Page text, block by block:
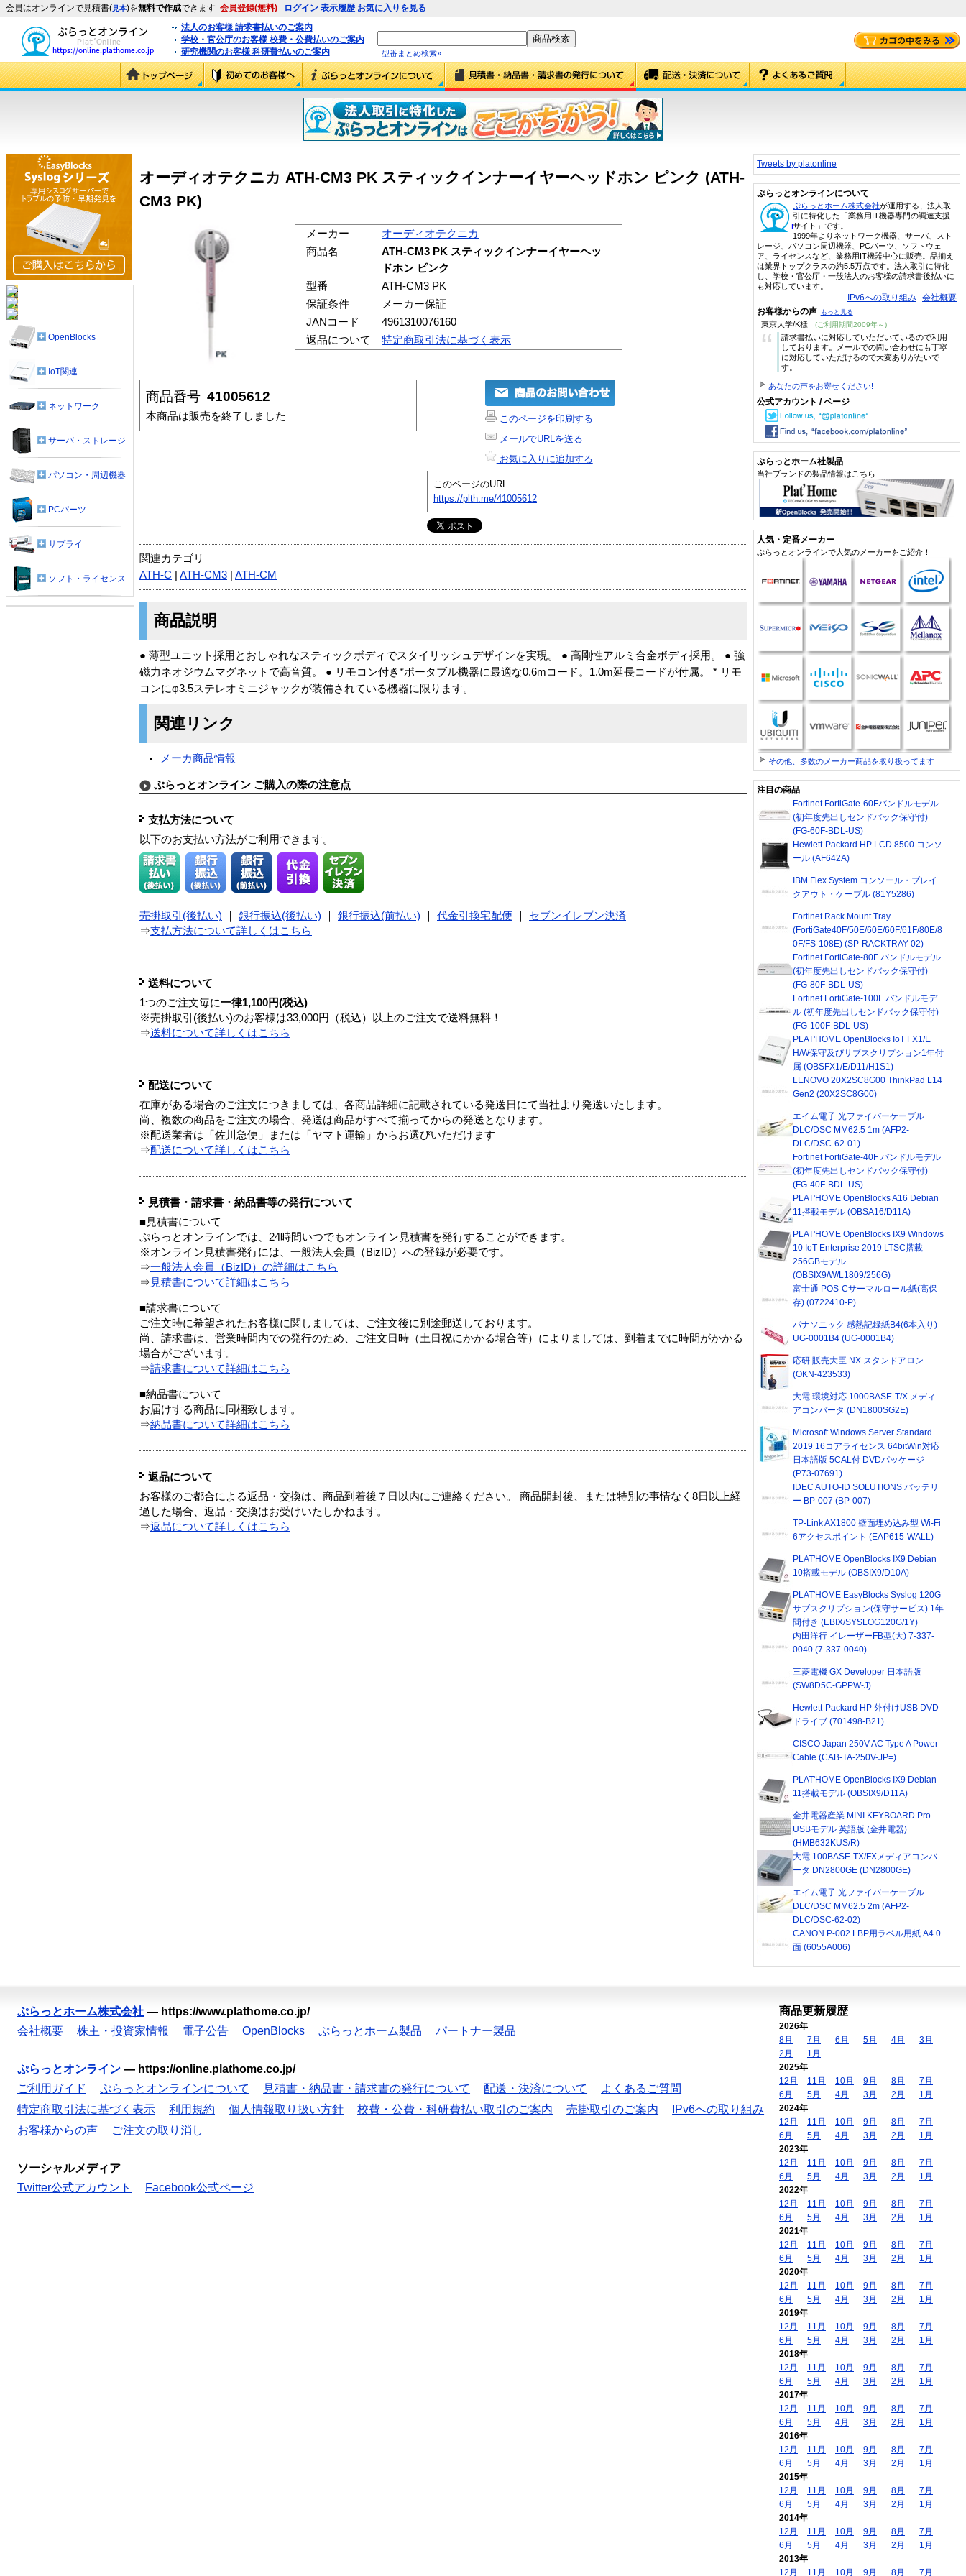
会員はオンラインで見積書(見本)を無料で作成できます 会員登録(無料) ログイン 表示履歴 お気に入りを見る
法人のお客様 請求書払いのご案内
学校・官公庁のお客様 校費・公費払いのご案内
研究機関のお客様 科研費払いのご案内
型番まとめ検索»
オーディオテクニカ ATH-CM3 PK スティックインナーイヤーヘッドホン ピンク (ATH-
CM3 PK)
メーカー
オーディオテクニカ
商品名
ATH-CM3 PK スティックインナーイヤーヘッ
ドホン ピンク
型番
ATH-CM3 PK
保証条件
メーカー保証
JANコード
4961310076160
返品について
特定商取引法に基づく表示
商品番号 41005612
本商品は販売を終了しました
このページを印刷する
メールでURLを送る
お気に入りに追加する
このページのURL
https://plth.me/41005612
関連カテゴリ
ATH-C
ATH-CM3 ATH-CM
商品説明
● 薄型ユニット採用とおしゃれなスティックボディでスタイリッシュデザインを実現。 ● 高剛性アルミ合金ボディ採用。 ● 強
磁力ネオジウムマグネットで高音質。 ● リモコン付き*ポータブル機器に最適な0.6mコード。1.0m延長コードが付属。 * リモ
コンにφ3.5ステレオミニジャックが装備されている機器に限ります。
関連リンク
メーカ商品情報
ぷらっとオンライン ご購入の際の注意点
支払方法について
以下のお支払い方法がご利用できます。
売掛取引(後払い) 銀行振込(後払い) 銀行振込(前払い) 代金引換宅配便
セブンイレブン決済
⇒支払方法について詳しくはこちら
送料について
1つのご注文毎に一律1,100円(税込)
※売掛取引(後払い)のお客様は33,000円（税込）以上のご注文で送料無料！
⇒送料について詳しくはこちら
配送について
在庫がある場合のご注文につきましては、各商品詳細に記載されている発送日にて当社より発送いたします。
尚、複数の商品をご注文の場合、発送は商品がすべて揃ってからの発送となります。
※配送業者は「佐川急便」または「ヤマト運輸」からお選びいただけます
⇒配送について詳しくはこちら
見積書・請求書・納品書等の発行について
■見積書について
ぷらっとオンラインでは、24時間いつでもオンライン見積書を発行することができます。
※オンライン見積書発行には、一般法人会員（BizID）への登録が必要です。
⇒一般法人会員（BizID）の詳細はこちら
⇒ 見積書について詳細はこちら
■請求書について
ご注文時に希望されたお客様に関しましては、ご注文後に別途郵送しております。
尚、請求書は、営業時間内での発行のため、ご注文日時（土日祝にかかる場合等）によりましては、到着までに時間がかかる
場合がございます。
⇒請求書について詳細はこちら
■納品書について
お届けする商品に同梱致します。
⇒納品書について詳細はこちら
返品について
お客様のご都合による返品・交換は、商品到着後７日以内にご連絡ください。 商品開封後、または特別の事情なく8日以上経
過した場合、返品・交換はお受けいたしかねます。
⇒返品について詳しくはこちら
OpenBlocks
IoT関連
ネットワーク
サーバ・ストレージ
パソコン・周辺機器
PCパーツ
サプライ
ソフト・ライセンス
Tweets by platonline
ぷらっとオンラインについて
ぷらっとホーム株式会社が運用する、法人取
引に特化した「業務用IT機器専門の調達支援
サイト」です。
1999年よりネットワーク機器、サーバ、スト
レージ、パソコン周辺機器、PCパーツ、ソフトウェ
ア、ライセンスなど、業務用IT機器中心に販売。品揃え
は業界トップクラスの約5.5万点です。法人取引に特化
し、学校・官公庁・一般法人のお客様の請求書後払いに
も対応しています。
IPv6への取り組み 会社概要
お客様からの声 もっと見る
東京大学/K様 (ご利用期間2009年～)
“
請求書払いに対応していただいているので利用
しております。メールでの問い合わせにも丁寧
に対応していただけるので大変ありがたいで
す。
あなたの声をお寄せください!
公式アカウント / ページ
ぷらっとホーム社製品
当社ブランドの製品情報はこちら
人気・定番メーカー
ぷらっとオンラインで人気のメーカーをご紹介！
その他、多数のメーカー商品を取り扱ってます
注目の商品
Fortinet FortiGate-60Fバンドルモデル
(初年度先出しセンドバック保守付)
(FG-60F-BDL-US)
Hewlett-Packard HP LCD 8500 コンソ
ール (AF642A)
IBM Flex System コンソール・ブレイ
クアウト・ケーブル (81Y5286)
Fortinet Rack Mount Tray
(FortiGate40F/50E/60E/60F/61F/80E/8
0F/FS-108E) (SP-RACKTRAY-02)
Fortinet FortiGate-80F バンドルモデル
(初年度先出しセンドバック保守付)
(FG-80F-BDL-US)
Fortinet FortiGate-100F バンドルモデ
ル (初年度先出しセンドバック保守付)
(FG-100F-BDL-US)
PLAT'HOME OpenBlocks IoT FX1/E
H/W保守及びサブスクリプション1年付
属 (OBSFX1/E/D11/H1S1)
LENOVO 20X2SC8G00 ThinkPad L14
Gen2 (20X2SC8G00)
エイム電子 光ファイバーケーブル
DLC/DSC MM62.5 1m (AFP2-
DLC/DSC-62-01)
Fortinet FortiGate-40F バンドルモデル
(初年度先出しセンドバック保守付)
(FG-40F-BDL-US)
PLAT'HOME OpenBlocks A16 Debian
11搭載モデル (OBSA16/D11A)
PLAT'HOME OpenBlocks IX9 Windows
10 IoT Enterprise 2019 LTSC搭載
256GBモデル
(OBSIX9/W/L1809/256G)
富士通 POS-Cサーマルロール紙(高保
存) (0722410-P)
パナソニック 感熱記録紙B4(6本入り)
UG-0001B4 (UG-0001B4)
応研 販売大臣 NX スタンドアロン
(OKN-423533)
大電 環境対応 1000BASE-T/X メディ
アコンバータ (DN1800SG2E)
Microsoft Windows Server Standard
2019 16コアライセンス 64bitWin対応
日本語版 5CAL付 DVDパッケージ
(P73-07691)
IDEC AUTO-ID SOLUTIONS バッテリ
ー BP-007 (BP-007)
TP-Link AX1800 壁面埋め込み型 Wi-Fi
6アクセスポイント (EAP615-WALL)
PLAT'HOME OpenBlocks IX9 Debian
10搭載モデル (OBSIX9/D10A)
PLAT'HOME EasyBlocks Syslog 120G
サブスクリプション(保守サービス) 1年
間付き (EBIX/SYSLOG120G/1Y)
内田洋行 イレーザーFB型(大) 7-337-
0040 (7-337-0040)
三菱電機 GX Developer 日本語版
(SW8D5C-GPPW-J)
Hewlett-Packard HP 外付けUSB DVD
ドライブ (701498-B21)
CISCO Japan 250V AC Type A Power
Cable (CAB-TA-250V-JP=)
PLAT'HOME OpenBlocks IX9 Debian
11搭載モデル (OBSIX9/D11A)
金井電器産業 MINI KEYBOARD Pro
USBモデル 英語版 (金井電器)
(HMB632KUS/R)
大電 100BASE-TX/FXメディアコンバ
ータ DN2800GE (DN2800GE)
エイム電子 光ファイバーケーブル
DLC/DSC MM62.5 2m (AFP2-
DLC/DSC-62-02)
CANON P-002 LBP用ラベル用紙 A4 0
面 (6055A006)
ぷらっとホーム株式会社 — https://www.plathome.co.jp/
会社概要
株主・投資家情報 電子公告 OpenBlocks ぷらっとホーム製品 パートナー製品
ぷらっとオンライン — https://online.plathome.co.jp/
ご利用ガイド
ぷらっとオンラインについて 見積書・納品書・請求書の発行について 配送・決済について
よくあるご質問
特定商取引法に基づく表示
利用規約 個人情報取り扱い方針 校費・公費・科研費払い取引のご案内 売掛取引のご案内
IPv6への取り組み
お客様からの声
ご注文の取り消し
ソーシャルメディア
Twitter公式アカウント
Facebook公式ページ
商品更新履歴
2026年
8月
7月 6月 5月 4月
3月
2月
1月
2025年
12月
11月 10月 9月 8月
7月
6月
5月 4月 3月 2月
1月
2024年
12月
11月 10月 9月 8月
7月
6月
5月 4月 3月 2月
1月
2023年
12月
11月 10月 9月 8月
7月
6月
5月 4月 3月 2月
1月
2022年
12月
11月 10月 9月 8月
7月
6月
5月 4月 3月 2月
1月
2021年
12月
11月 10月 9月 8月
7月
6月
5月 4月 3月 2月
1月
2020年
12月
11月 10月 9月 8月
7月
6月
5月 4月 3月 2月
1月
2019年
12月
11月 10月 9月 8月
7月
6月
5月 4月 3月 2月
1月
2018年
12月
11月 10月 9月 8月
7月
6月
5月 4月 3月 2月
1月
2017年
12月
11月 10月 9月 8月
7月
6月
5月 4月 3月 2月
1月
2016年
12月
11月 10月 9月 8月
7月
6月
5月 4月 3月 2月
1月
2015年
12月
11月 10月 9月 8月
7月
6月
5月 4月 3月 2月
1月
2014年
12月
11月 10月 9月 8月
7月
6月
5月 4月 3月 2月
1月
2013年
12月
11月 10月 9月 8月 7月